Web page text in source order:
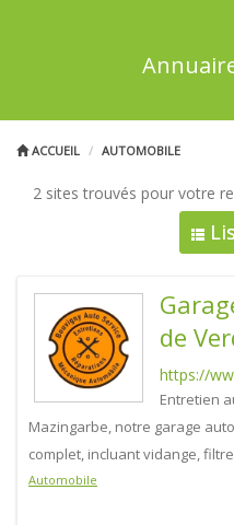
ACCUEIL AUTOMOBILE
2 sites trouvés pour votre
de
https://
Entretien
Mazingarbe, notre garage
complet, incluant vidange,
Automobile